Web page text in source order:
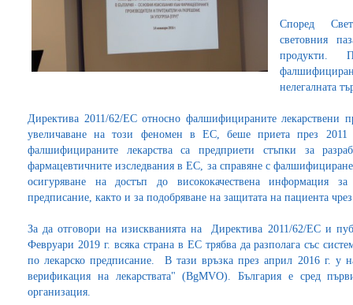
Според
световния
продукти.
нелегалната
Директива 2011/62/EС относно фалшифицираните лекарствени
увеличаване на този феномен в ЕС, беше приета през
фалшифицираните лекарства са предприети стъпки за
фармацевтичните изследвания в ЕС, за справяне с
осигуряване на достъп до висококачествена информация
предписание, както и за подобряване на защитата на пациента
За да отговори на изискванията на Директива 2011/62/EС и
Февруари 2019 г. всяка страна в ЕС трябва да разполага със
по лекарско предписание. В тази връзка през април 2016 г. у
верификация на лекарствата" (BgMVO). България е сред
организация.